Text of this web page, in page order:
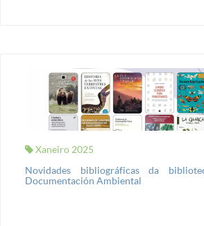
Xaneiro 2025
Novidades bibliográficas da
Documentación Ambiental